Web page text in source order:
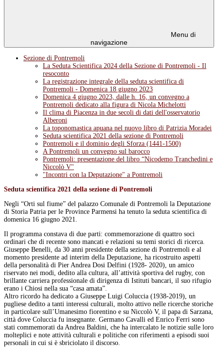
Menu di
navigazione
Sezione di Pontremoli
La Seduta Scientifica 2024 della Sezione di Pontremoli - Il
resoconto
La registrazione integrale della seduta scientifica di
Pontremoli - Domenica 18 giugno 2023
Domenica 4 giugno 2023, dalle h. 16, un convegno a
Pontremoli dedicato alla figura di Nicola Michelotti
Il clima di Piacenza in due secoli di dati dell'osservatorio
Alberoni
La toponomastica apuana nel nuovo libro di Patrizia Moradei
Seduta scientifica 2021 della sezione di Pontremoli
Pontremoli e il dominio degli Sforza (1441-1500)
A Pontremoli un convegno sul barocco
Pontremoli: presentazione del libro “Nicodemo Tranchedini e
Niccolò V"
"Incontri con la Deputazione" a Pontremoli
Seduta scientifica 2021 della sezione di Pontremoli
Negli “Orti sul fiume” del palazzo Comunale di Pontremoli la Deputazione
di Storia Patria per le Province Parmensi ha tenuto la seduta scientifica di
domenica 16 giugno 2021.
Il programma constava di due parti: commemorazione di quattro soci
ordinari che di recente sono mancati e relazioni su temi storici di ricerca.
Giuseppe Benelli, da 30 anni presidente della sezione di Pontremoli e al
momento presidente ad interim della Deputazione, ha ricostruito aspetti
della personalità di Pier Andrea Dosi Delfini (1928- 2020), un amico
riservato nei modi, dedito alla cultura, all’attività sportiva del rugby, con
brillante carriera professionale di dirigenza di Istituti bancari, il suo rifugio
erano i Chiosi nella sua “casa amata”.
Altro ricordo ha dedicato a Giuseppe Luigi Coluccia (1938-2019), un
pugliese dedito a tanti interessi culturali, molto attivo nelle ricerche storiche
in particolare sull’Umanesimo fiorentino e su Niccolò V, il papa di Sarzana,
città dove Coluccia fu insegnante. Germano Cavalli ed Enrico Ferri sono
stati commemorati da Andrea Baldini, che ha intercalato le notizie sulle loro
molteplici e note attività culturali e politiche con riferimenti a episodi suoi
personali in cui si è sbriciolato il discorso.